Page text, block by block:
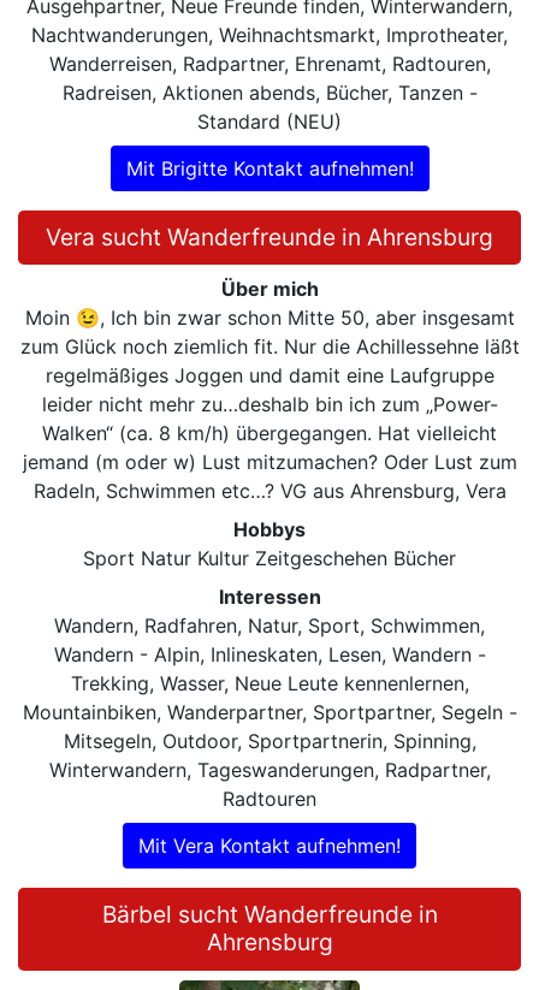
Ausgehpartner, Neue Freunde finden, Winterwandern,
Nachtwanderungen, Weihnachtsmarkt, Improtheater,
Wanderreisen, Radpartner, Ehrenamt, Radtouren,
Radreisen, Aktionen abends, Bücher, Tanzen -
Standard (NEU)
Mit Brigitte Kontakt aufnehmen!
Vera sucht Wanderfreunde in Ahrensburg
Über mich
Moin 😉, Ich bin zwar schon Mitte 50, aber insgesamt
zum Glück noch ziemlich fit. Nur die Achillessehne läßt
regelmäßiges Joggen und damit eine Laufgruppe
leider nicht mehr zu…deshalb bin ich zum „Power-
Walken“ (ca. 8 km/h) übergegangen. Hat vielleicht
jemand (m oder w) Lust mitzumachen? Oder Lust zum
Radeln, Schwimmen etc…? VG aus Ahrensburg, Vera
Hobbys
Sport Natur Kultur Zeitgeschehen Bücher
Interessen
Wandern, Radfahren, Natur, Sport, Schwimmen,
Wandern - Alpin, Inlineskaten, Lesen, Wandern -
Trekking, Wasser, Neue Leute kennenlernen,
Mountainbiken, Wanderpartner, Sportpartner, Segeln -
Mitsegeln, Outdoor, Sportpartnerin, Spinning,
Winterwandern, Tageswanderungen, Radpartner,
Radtouren
Mit Vera Kontakt aufnehmen!
Bärbel sucht Wanderfreunde in
Ahrensburg